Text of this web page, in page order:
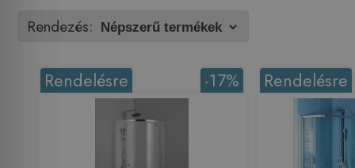
Rendezés:
-17%
Rendelésre Rendelésre